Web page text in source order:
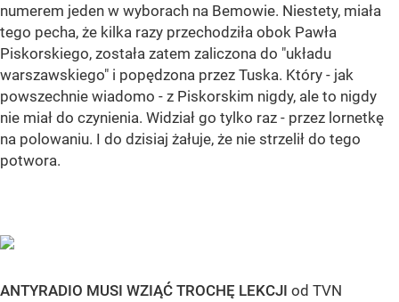
numerem jeden w wyborach na Bemowie. Niestety, miała
tego pecha, że kilka razy przechodziła obok Pawła
Piskorskiego, została zatem zaliczona do "układu
warszawskiego" i popędzona przez Tuska. Który - jak
powszechnie wiadomo - z Piskorskim nigdy, ale to nigdy
nie miał do czynienia. Widział go tylko raz - przez lornetkę
na polowaniu. I do dzisiaj żałuje, że nie strzelił do tego
potwora.
ANTYRADIO MUSI WZIĄĆ TROCHĘ LEKCJI od TVN